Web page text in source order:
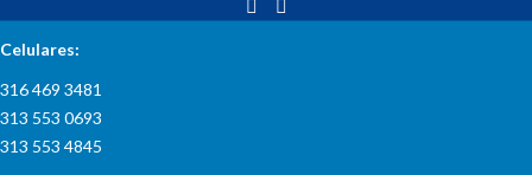
Celulares:
316 469 3481
313 553 0693
313 553 4845